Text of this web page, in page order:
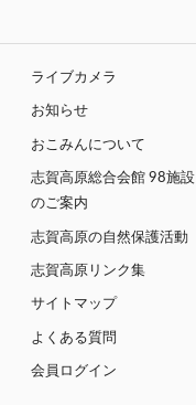
ライブカメラ
お知らせ
おこみんについて
志賀高原総合会館 98施設
のご案内
志賀高原の自然保護活動
志賀高原リンク集
サイトマップ
よくある質問
会員ログイン